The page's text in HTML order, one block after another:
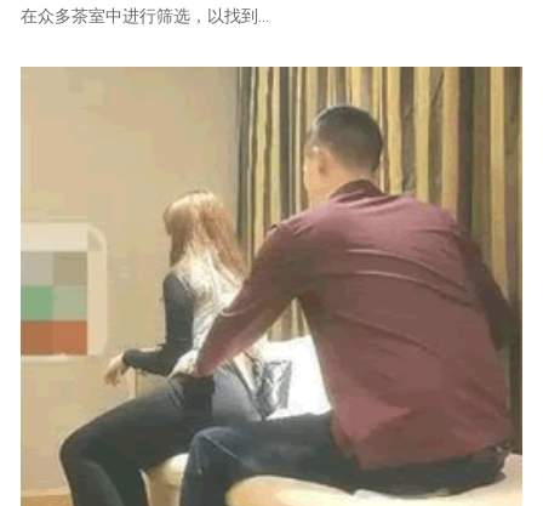
在众多茶室中进行筛选，以找到...